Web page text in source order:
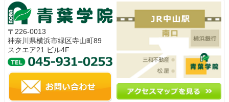
〒226-0013
神奈川県横浜市緑区寺山町89
スクエア21 ビル4F